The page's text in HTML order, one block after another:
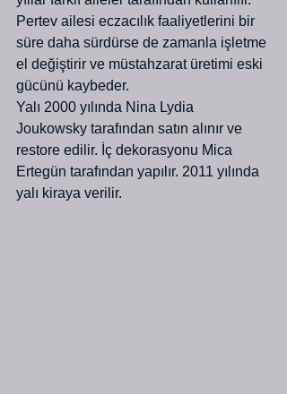
Pertev ailesi eczacılık faaliyetlerini bir
süre daha sürdürse de zamanla işletme
el değiştirir ve müstahzarat üretimi eski
gücünü kaybeder.
Yalı 2000 yılında Nina Lydia
Joukowsky tarafından satın alınır ve
restore edilir. İç dekorasyonu Mica
Ertegün tarafından yapılır. 2011 yılında
yalı kiraya verilir.